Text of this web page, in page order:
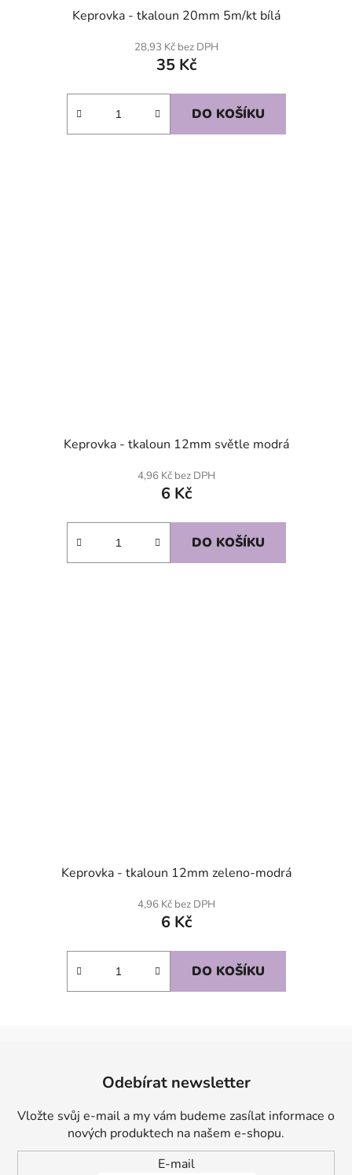
Keprovka - tkaloun 20mm 5m/kt bílá
28,93 Kč bez DPH
35 Kč
DO KOŠÍKU
Keprovka - tkaloun 12mm světle modrá
4,96 Kč bez DPH
6 Kč
DO KOŠÍKU
Keprovka - tkaloun 12mm zeleno-modrá
4,96 Kč bez DPH
6 Kč
DO KOŠÍKU
Odebírat newsletter
Vložte svůj e-mail a my vám budeme zasílat informace o
nových produktech na našem e-shopu.
E-mail